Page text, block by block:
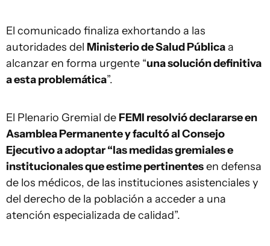
El comunicado finaliza exhortando a las
autoridades del Ministerio de Salud Públicaa
alcanzar en forma urgente “una solución definitiva
a esta problemática”.
El Plenario Gremial de FEMI resolvió declararse en
Asamblea Permanente y facultó al Consejo
Ejecutivo a adoptar “las medidas gremiales e
institucionales que estime pertinentesen defensa
de los médicos, de las instituciones asistenciales y
del derecho de la población a acceder a una
atención especializada de calidad”.